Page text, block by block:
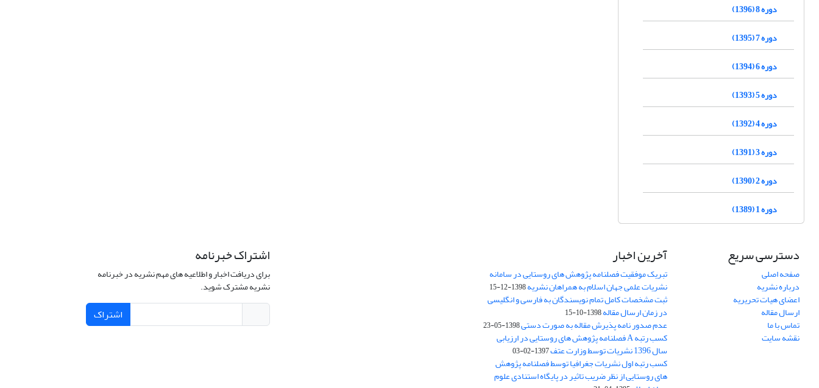
دوره 8 (1396)
دوره 7 (1395)
دوره 6 (1394)
دوره 5 (1393)
دوره 4 (1392)
دوره 3 (1391)
دوره 2 (1390)
دوره 1 (1389)
دسترسی سریع
صفحه اصلی
درباره نشریه
اعضای هیات تحریریه
ارسال مقاله
تماس با ما
نقشه سایت
آخرین اخبار
تبریک موفقیت فصلنامه پژوهش های روستایی در سامانه
نشریات علمی جهان اسلام به همراهان نشریه1398-12-15
ثبت مشخصات کامل تمام نویسندگان به فارسی و انگلیسی
در زمان ارسال مقاله1398-10-15
عدم صدور نامه پذیرش مقاله به صورت دستی1398-05-23
کسب رتبه A فصلنامه پژوهش های روستایی در ارزیابی
سال 1396 نشریات توسط وزارت عتف 1397-02-03
کسب رتبه اول نشریات جغرافیا توسط فصلنامه پژوهش
های روستایی از نظر ضریب تاثیر در پایگاه استنادی علوم
اشتراک خبرنامه
برای دریافت اخبار و اطلاعیه های مهم نشریه در خبرنامه
نشریه مشترک شوید.
اشتراک